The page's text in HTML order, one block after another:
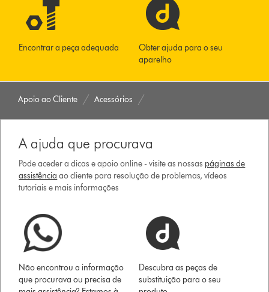
Encontrar a peça adequada
Obter ajuda para o seu
aparelho
Apoio ao Cliente Acessórios
A ajuda que procurava
Pode aceder a dicas e apoio online - visite as nossas páginas de
assistência ao cliente para resolução de problemas, vídeos
tutoriais e mais informações
Não encontrou a informação
que procurava ou precisa de
Descubra as peças de
substituição para o seu